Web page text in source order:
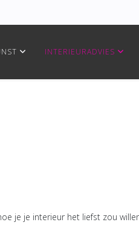
INTERIEURADVIES
je je interieur het liefst zou